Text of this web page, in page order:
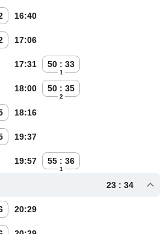
16:40
17:06
50 : 33
1
17:31
50 : 35
2
18:00
18:16
19:37
55 : 36
1
19:57
23 : 34
20:29